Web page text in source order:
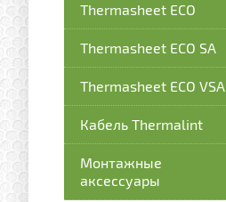
Thermasheet ECO
Thermasheet ECO SA
Thermasheet ECO VSA
Кабель Thermalint
Монтажные
аксессуары